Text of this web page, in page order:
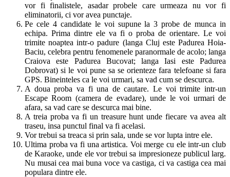
vor fi finalistele, asadar probele care urmeaza nu vor fi
eliminatorii, ci vor avea punctaje.
Pe cele 4 candidate le voi supune la 3 probe de munca in
echipa. Prima dintre ele va fi o proba de orientare. Le voi
trimite noaptea intr-o padure (langa Cluj este Padurea Hoia-
Baciu, celebra pentru fenomenele paranormale de acolo; langa
Craiova este Padurea Bucovat; langa Iasi este Padurea
Dobrovat) si le voi pune sa se orienteze fara telefoane si fara
GPS. Bineinteles ca le voi urmari, sa vad cum se descurca.
A doua proba va fi una de cautare. Le voi trimite intr-un
Escape Room (camera de evadare), unde le voi urmari de
afara, sa vad care se descurca mai bine.
A treia proba va fi un treasure hunt unde fiecare va avea alt
traseu, insa punctul final va fi acelasi.
Vor trebui sa treaca si prin sala, unde se vor lupta intre ele.
Ultima proba va fi una artistica. Voi merge cu ele intr-un club
de Karaoke, unde ele vor trebui sa impresioneze publicul larg.
Nu musai cea mai buna voce va castiga, ci va castiga cea mai
populara dintre ele.